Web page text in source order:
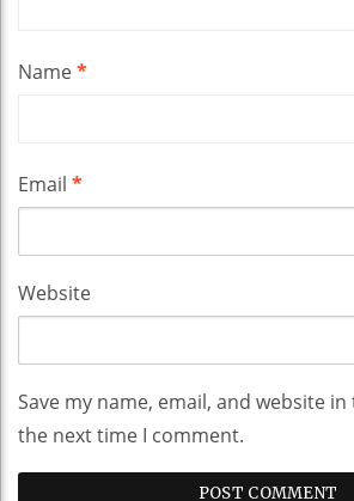
Name*
Email *
Website
Save my name, email, and website
the next time I comment.